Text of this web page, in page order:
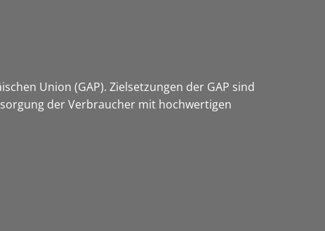
Union (GAP). Zielsetzungen der GAP sind
der Verbraucher mit hochwertigen